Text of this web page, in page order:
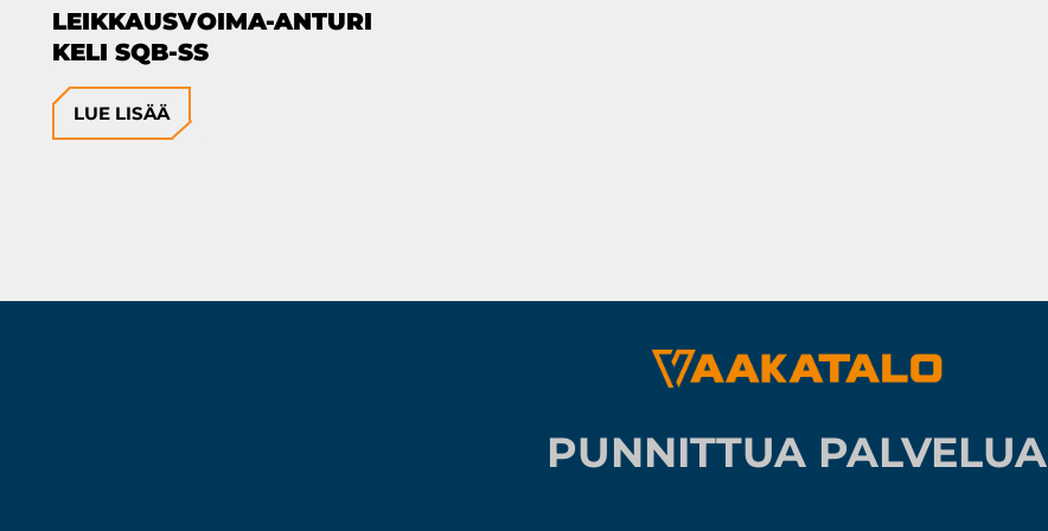
LEIKKAUSVOIMA-ANTURI
KELI SQB-SS
LUE LISÄÄ
PUNNITTUA PALVELUA